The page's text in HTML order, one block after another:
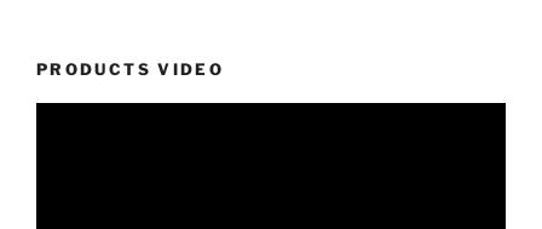
PRODUCTS VIDEO